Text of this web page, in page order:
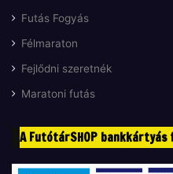
Futás Fogyás
Félmaraton
Fejlődni szeretnék
Maratoni futás
A FutótárSHOP